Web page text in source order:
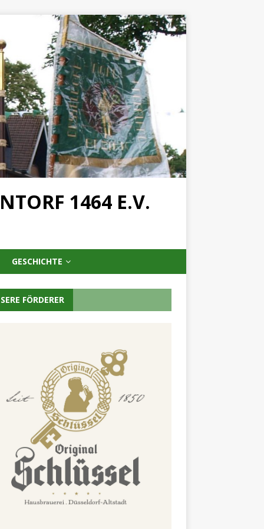
1464 E.V.
GESCHICHTE
FÖRDERER